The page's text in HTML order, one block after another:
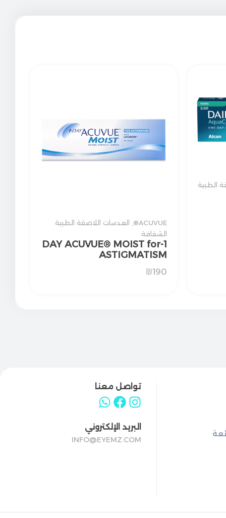
الطبية
ACUVUE®
العدسات اللاصقة الطبية
الشفافة
1-DAY ACUVUE® MOIST for
ASTIGMATISM
₪190
تواصل معنا
البريد الإلكتروني
INFO@EYEMZ.COM